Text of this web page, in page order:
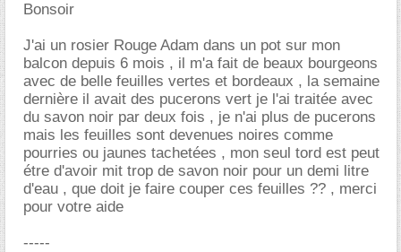
Bonsoir
J'ai un rosier Rouge Adam dans un pot sur mon
balcon depuis 6 mois , il m'a fait de beaux bourgeons
avec de belle feuilles vertes et bordeaux , la semaine
dernière il avait des pucerons vert je l'ai traitée avec
du savon noir par deux fois , je n'ai plus de pucerons
mais les feuilles sont devenues noires comme
pourries ou jaunes tachetées , mon seul tord est peut
étre d'avoir mit trop de savon noir pour un demi litre
d'eau , que doit je faire couper ces feuilles ?? , merci
pour votre aide
-----